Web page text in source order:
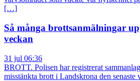
[…]
Så många brottsanmälningar
veckan
31 jul 06:36
BROTT. Polisen har registrerat
misstänkta brott i Landskrona den senaste